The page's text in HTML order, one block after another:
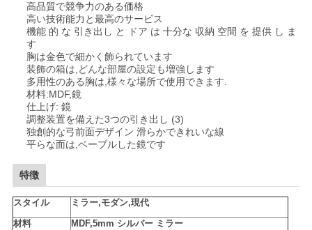
の
場
合
高品質で競争力のある価格
高い技術能力と最高のサービス
機能 的 な 引き出し と ドア は 十分な 収納 空間 を 提供 し ま
す
胸は金色で細かく飾られています
装飾の箱は,どんな部屋の設定も増強します
多用性のある胸は,様々な場所で使用できます.
材料:MDF,鏡
仕上げ: 鏡
調整装置を備えた3つの引き出し (3)
独創的な弓前面デザイン 滑らかできれいな線
平らな面は,ベーブルした鏡です
特徴
スタイル ミラー,モダン,現代
材料 MDF,5mm シルバー ミラー